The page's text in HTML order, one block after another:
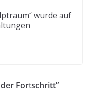
wurde auf
der Fortschritt”